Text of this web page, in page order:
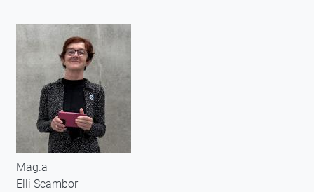
Mag.a
Elli Scambor